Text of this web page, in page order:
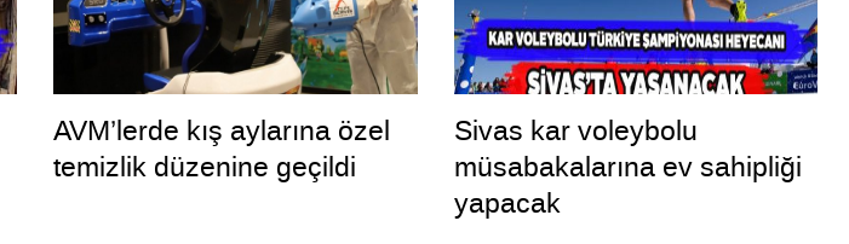
AVM’lerde kış aylarına özel
temizlik düzenine geçildi
Sivas kar voleybolu
müsabakalarına ev sahipliği
yapacak